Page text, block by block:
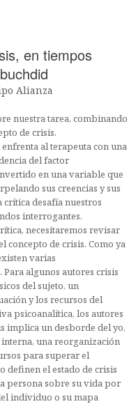
en tiempos
Alianza
nuestra tarea, combinando
de crisis.
al terapeuta con una
del factor
en una variable que
sus creencias y sus
crítica desafía nuestros
interrogantes.
necesitaremos revisar
concepto de crisis. Como ya
varias
algunos autores crisis
del sujeto, un
y los recursos del
psicoanalítica, los autores
implica un desborde del yo,
una reorganización
para superar el
definen el estado de crisis
persona sobre su vida por
individuo o su mapa